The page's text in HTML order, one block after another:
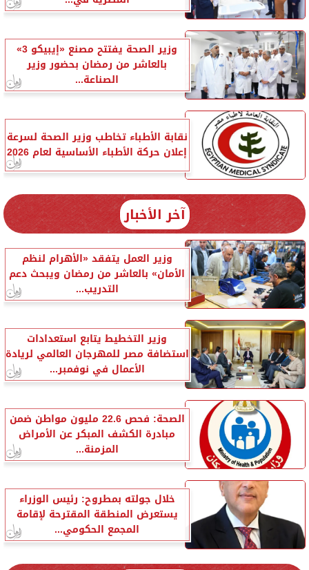
وزير الصحة يفتتح مصنع «إيبيكو 3»
بالعاشر من رمضان بحضور وزير
الصناعة...
نقابة الأطباء تخاطب وزير الصحة لسرعة
إعلان حركة الأطباء الأساسية لعام 2026
آخر الأخبار
وزير العمل يتفقد «الأهرام لنظم
الأمان» بالعاشر من رمضان ويبحث دعم
التدريب...
وزير التخطيط يتابع استعدادات
استضافة مصر للمهرجان العالمي لريادة
الأعمال في نوفمبر...
الصحة: فحص 22.6 مليون مواطن ضمن
مبادرة الكشف المبكر عن الأمراض
المزمنة...
خلال جولته بمطروح: رئيس الوزراء
يستعرض المنطقة المقترحة لإقامة
المجمع الحكومي...